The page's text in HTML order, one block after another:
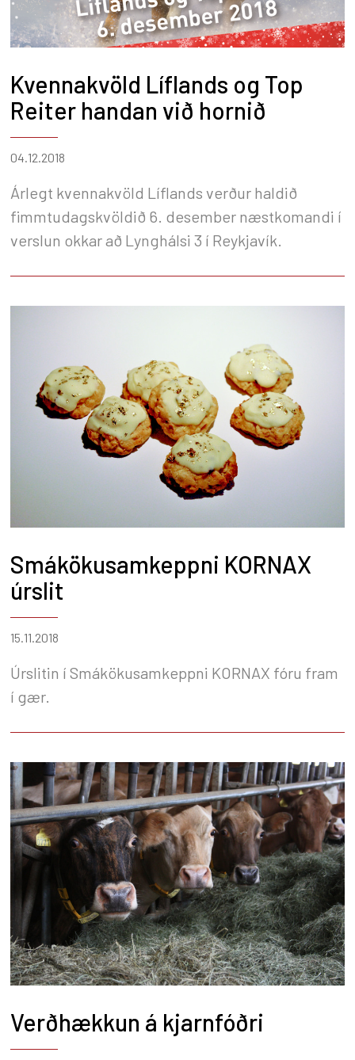
Kvennakvöld Líflands og Top
Reiter handan við hornið
04.12.2018
Árlegt kvennakvöld Líflands verður haldið
fimmtudagskvöldið 6. desember næstkomandi í
verslun okkar að Lynghálsi 3 í Reykjavík.
Smákökusamkeppni KORNAX
úrslit
15.11.2018
Úrslitin í Smákökusamkeppni KORNAX fóru fram
í gær.
Verðhækkun á kjarnfóðri